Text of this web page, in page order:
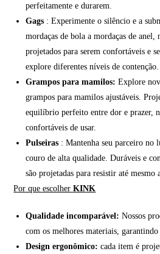
perfeitamente e durarem.
Gags : Experimente o silêncio e a
mordaças de bola a mordaças de anel,
projetados para serem confortáveis e
explore diferentes níveis de contenção.
Grampos para mamilos: Explore
grampos para mamilos ajustáveis.
equilíbrio perfeito entre dor e prazer,
confortáveis de usar.
Pulseiras : Mantenha seu parceiro no
couro de alta qualidade. Duráveis e
são projetadas para resistir até mesmo
Por que escolherKINK
Qualidade incomparável: Nossos
com os melhores materiais, garantindo
Design ergonômico: cada item é